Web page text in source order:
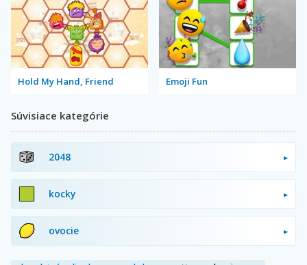
Hold My Hand, Friend Emoji Fun
Súvisiace kategórie
2048
kocky
ovocie